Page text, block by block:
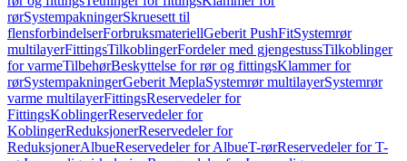
rørSystempakningerSkruesett til
flensforbindelserForbruksmateriellGeberit PushFitSystemrør
multilayerFittingsTilkoblingerFordeler med gjengestussTilkoblinger
for varmeTilbehørBeskyttelse for rør og fittingsKlammer for
rørSystempakningerGeberit MeplaSystemrør multilayerSystemrør
varme multilayerFittingsReservedeler for
FittingsKoblingerReservedeler for
KoblingerReduksjonerReservedeler for
ReduksjonerAlbueReservedeler for AlbueT-rørReservedeler for T-